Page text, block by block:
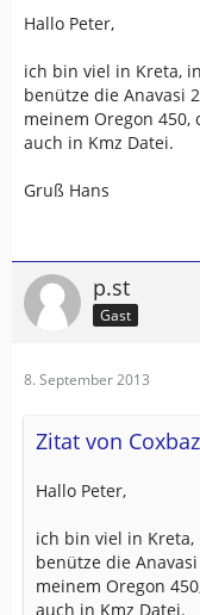
Hallo Peter,
ich bin viel in Kreta,
benütze die Anavasi
meinem Oregon
auch in Kmz Datei.
Gruß Hans
p.st
Gast
8. September 2013
Zitat von
Hallo Peter,
ich bin viel in
benütze die
meinem Oregon
auch in Kmz Datei.